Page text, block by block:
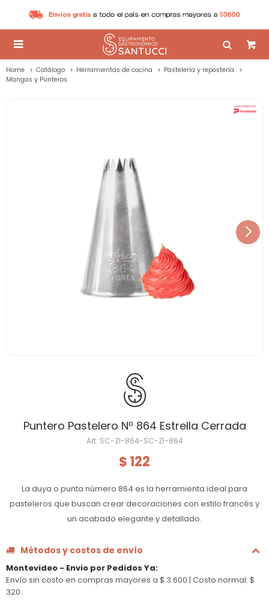

Home Catálogo Herramientas de cocina
Pastelería y repostería
Mangas y Punteros
Puntero Pastelero Nº 864 Estrella Cerrada
SC-ZI-864-SC-ZI-864
$ 122
La duya o punta número 864 es la herramienta ideal para
pasteleros que buscan crear decoraciones con estilo francés y
un acabado elegante y detallado.
Métodos y costos de envío
Montevideo - Envio por Pedidos Ya:
Envío sin costo en compras mayores a $ 3.600 | Costo normal: $
320.